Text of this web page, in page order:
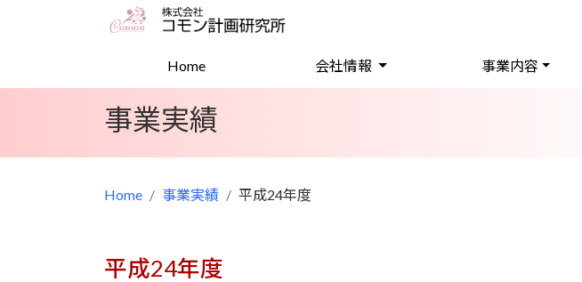
Home(current) 会社情報 事業内容
事業実績
Home 事業実績 平成24年度
平成24年度